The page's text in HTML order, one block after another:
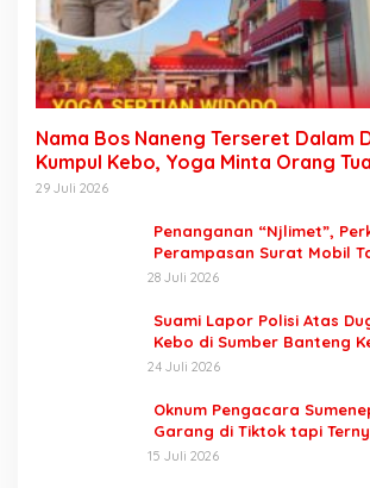
Nama Bos Naneng Terseret Dalam
Kumpul Kebo, Yoga Minta Orang
Dipanggil Polisi
29 Juli 2026
Penanganan “Njlimet”,
Perampasan Surat Mobil
Tersangka Padahal
28 Juli 2026
Suami Lapor Polisi Atas
Kebo di Sumber Banteng
Keluarga Minta Segera
24 Juli 2026
Oknum Pengacara
Garang di Tiktok tapi
Dengan Laporan Seorang
15 Juli 2026